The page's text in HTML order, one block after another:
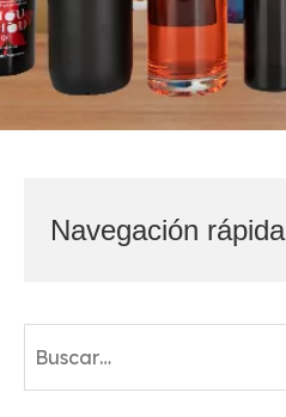
Navegación rápida